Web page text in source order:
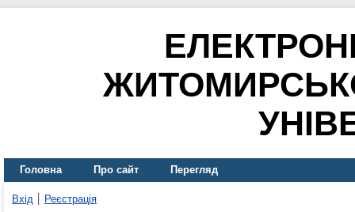
Головна Про сайт Перегляд
Вхід Реєстрація